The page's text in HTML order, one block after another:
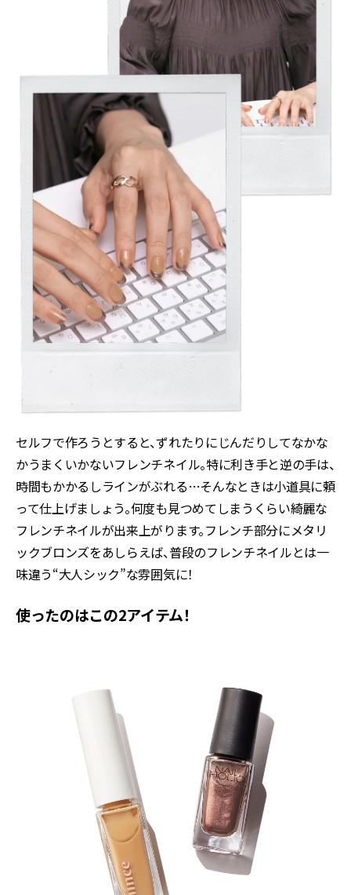
セルフで作ろうとすると、ずれたりにじんだりしてなかな
かうまくいかないフレンチネイル。特に利き手と逆の手は、
時間もかかるしラインがぶれる…そんなときは小道具に頼
って仕上げましょう。何度も見つめてしまうくらい綺麗な
フレンチネイルが出来上がります。フレンチ部分にメタリ
ックブロンズをあしらえば、普段のフレンチネイルとは一
味違う“大人シック”な雰囲気に！
使ったのはこの2アイテム！